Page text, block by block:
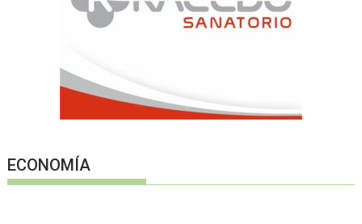
ECONOMÍA